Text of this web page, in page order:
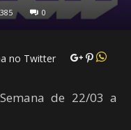
385 0
no Twitter
de 22/03 a